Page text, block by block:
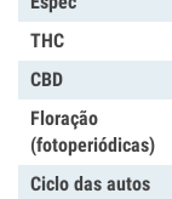
THC
CBD
Floração
(fotoperiódicas)
Ciclo das autos